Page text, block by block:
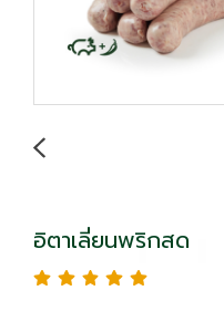
อิตาเลี่ยนพริกสด